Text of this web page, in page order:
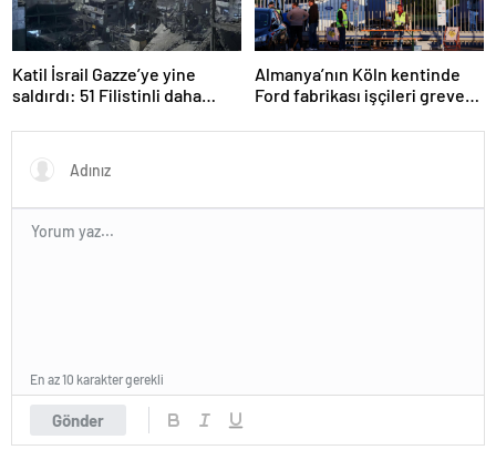
Katil İsrail Gazze’ye yine
saldırdı: 51 Filistinli daha
Almanya’nın Köln kentinde
Ford fabrikası işçileri greve
Gönder
En az 10 karakter gerekli